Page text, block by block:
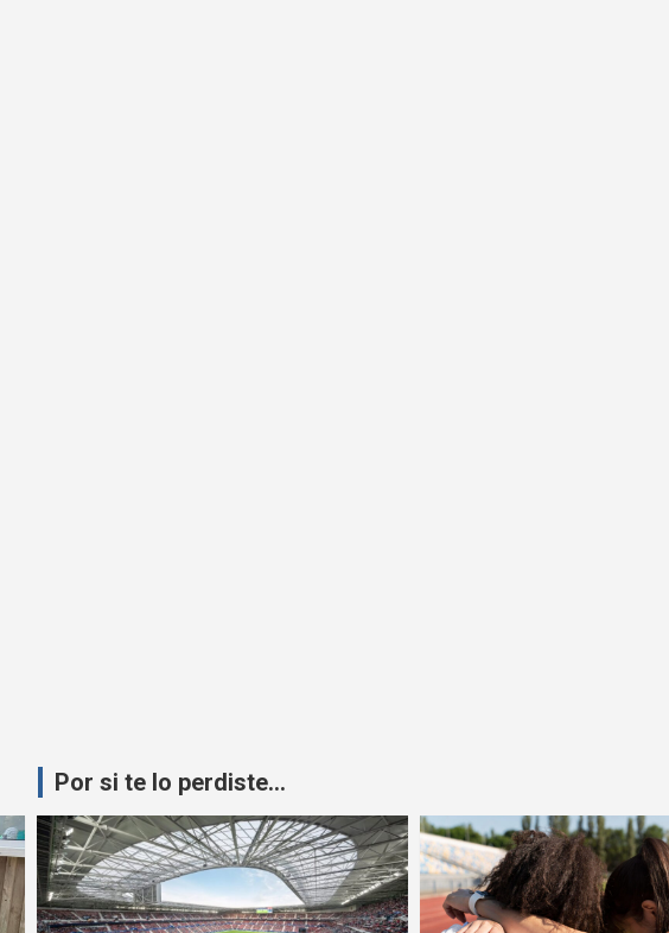
Por si te lo perdiste...